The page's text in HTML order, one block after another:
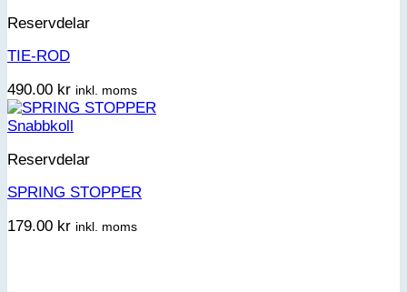
Reservdelar
TIE-ROD
490.00 kr inkl. moms
Snabbkoll
Reservdelar
SPRING STOPPER
179.00 kr inkl. moms